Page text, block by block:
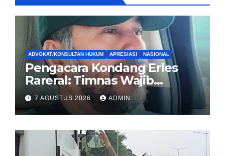
ADVOKAT/KONSULTAN HUKUM APRESIASI NASIONAL
Pengacara Kondang Erles
Rareral: Timnas Wajib
Menang Lawan Singapura,
Jadi Kado HUT Kemerdekaan
untuk Rakyat
7 AGUSTUS 2026 ADMIN